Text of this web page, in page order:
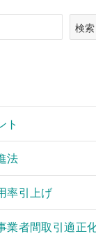
検索
ト
法
率引上げ
業者間取引適正